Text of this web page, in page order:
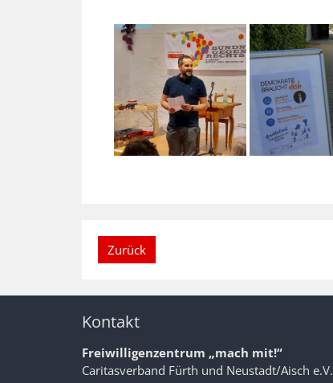
Zurück
Kontakt
Freiwilligenzentrum „mach mit!“
Caritasverband Fürth und Neustadt/Aisch e.V.